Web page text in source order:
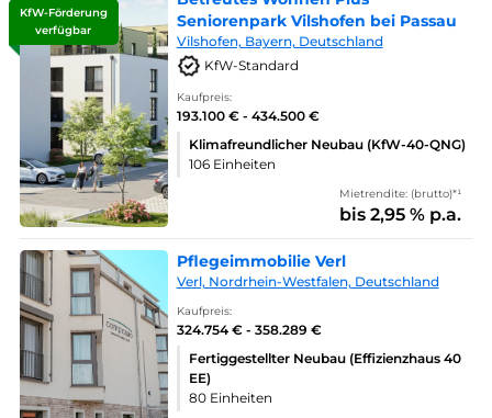
KfW-Förderung
verfügbar
Seniorenpark Vilshofen bei Passau
Vilshofen, Bayern, Deutschland
KfW-Standard
Kaufpreis:
193.100 € - 434.500 €
Klimafreundlicher Neubau (KfW-40-QNG)
106 Einheiten
Mietrendite: (brutto)*¹
bis 2,95 % p.a.
Pflegeimmobilie Verl
Verl, Nordrhein-Westfalen, Deutschland
Kaufpreis:
324.754 € - 358.289 €
Fertiggestellter Neubau (Effizienzhaus 40
EE)
80 Einheiten